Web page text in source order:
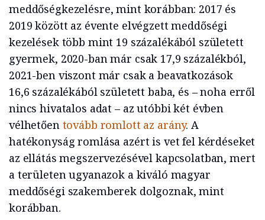
meddőségkezelésre, mint korábban: 2017 és
2019 között az évente elvégzett meddőségi
kezelések több mint 19 százalékából született
gyermek, 2020-ban már csak 17,9 százalékból,
2021-ben viszont már csak a beavatkozások
16,6 százalékából született baba, és – noha erről
nincs hivatalos adat – az utóbbi két évben
vélhetően tovább romlott az arány. A
hatékonyság romlása azért is vet fel kérdéseket
az ellátás megszervezésével kapcsolatban, mert
a területen ugyanazok a kiváló magyar
meddőségi szakemberek dolgoznak, mint
korábban.